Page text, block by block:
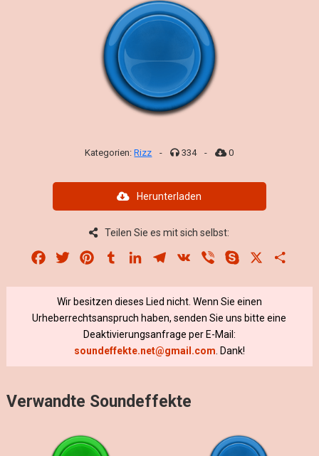
Kategorien:Rizz - 334 - 0
Herunterladen
Teilen Sie es mit sich selbst:
Facebook
Twitter PinterestTumblrLinkedInTelegram
VK Viber Skype
Wir besitzen dieses Lied nicht. Wenn Sie einen
Urheberrechtsanspruch haben, senden Sie uns bitte eine
Deaktivierungsanfrage per E-Mail:
soundeffekte.net@gmail.com . Dank!
Verwandte Soundeffekte